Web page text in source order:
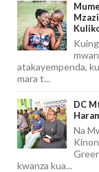
atakayempenda,
mara t...
DC
Na
kwanza kua...